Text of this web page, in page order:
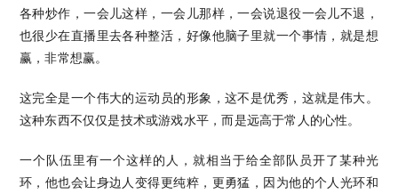
各种炒作，一会儿这样，一会儿那样，一会说退役一会儿不退，
也很少在直播里去各种整活，好像他脑子里就一个事情，就是想
赢，非常想赢。
这完全是一个伟大的运动员的形象，这不是优秀，这就是伟大。
这种东西不仅仅是技术或游戏水平，而是远高于常人的心性。
一个队伍里有一个这样的人，就相当于给全部队员开了某种光
环，他也会让身边人变得更纯粹，更勇猛，因为他的个人光环和